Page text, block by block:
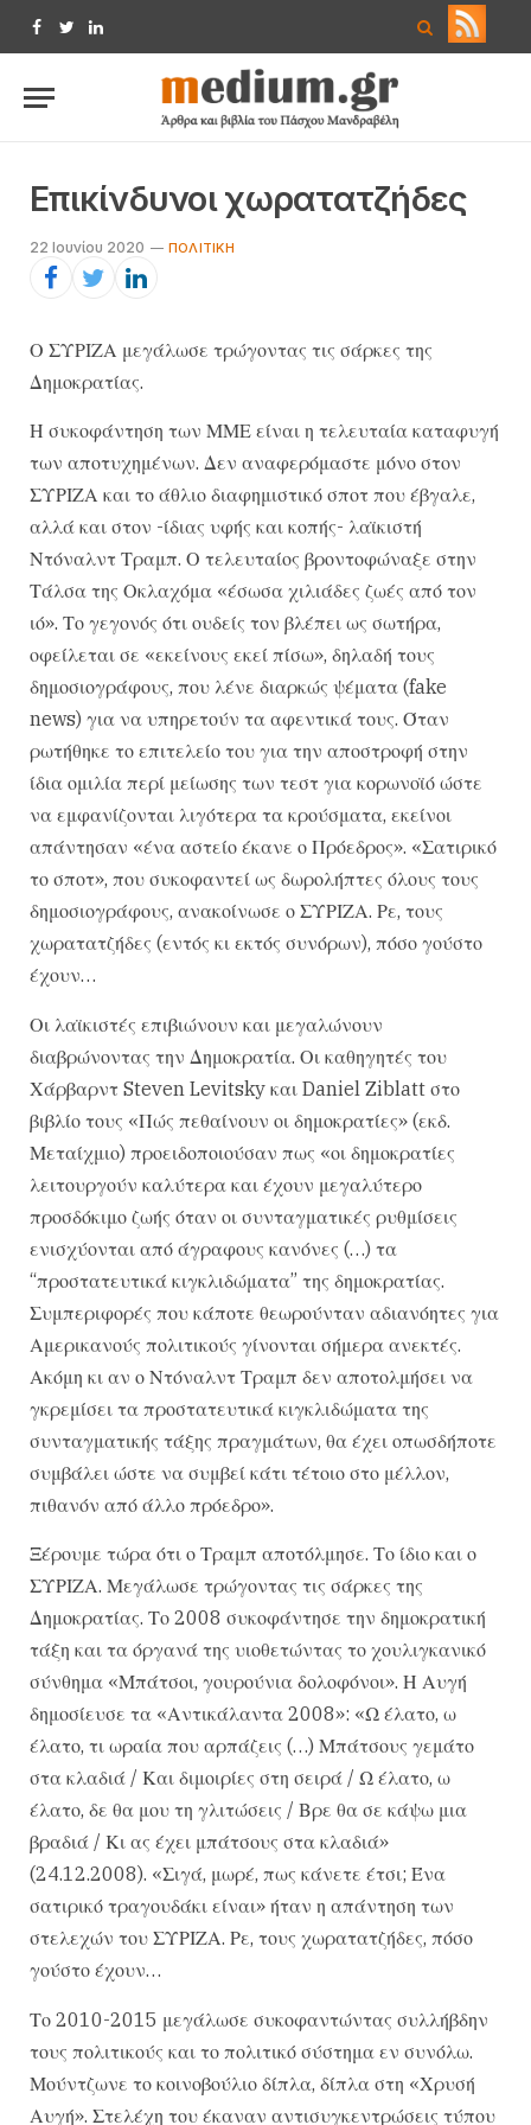
Facebook
TwitterLinkedIn
Επικίνδυνοι χωρατατζήδες
22 Ιουνίου 2020 ΠΟΛΙΤΙΚΉ
Ο ΣΥΡΙΖΑ μεγάλωσε τρώγοντας τις σάρκες της
Δημοκρατίας.
Η συκοφάντηση των ΜΜΕ είναι η τελευταία καταφυγή
των αποτυχημένων. Δεν αναφερόμαστε μόνο στον
ΣΥΡΙΖΑ και το άθλιο διαφημιστικό σποτ που έβγαλε,
αλλά και στον -ίδιας υφής και κοπής- λαϊκιστή
Ντόναλντ Τραμπ. Ο τελευταίος βροντοφώναξε στην
Τάλσα της Οκλαχόμα «έσωσα χιλιάδες ζωές από τον
ιό». Το γεγονός ότι ουδείς τον βλέπει ως σωτήρα,
οφείλεται σε «εκείνους εκεί πίσω», δηλαδή τους
δημοσιογράφους, που λένε διαρκώς ψέματα (fake
news) για να υπηρετούν τα αφεντικά τους. Όταν
ρωτήθηκε το επιτελείο του για την αποστροφή στην
ίδια ομιλία περί μείωσης των τεστ για κορωνοϊό ώστε
να εμφανίζονται λιγότερα τα κρούσματα, εκείνοι
απάντησαν «ένα αστείο έκανε ο Πρόεδρος». «Σατιρικό
το σποτ», που συκοφαντεί ως δωρολήπτες όλους τους
δημοσιογράφους, ανακοίνωσε ο ΣΥΡΙΖΑ. Ρε, τους
χωρατατζήδες (εντός κι εκτός συνόρων), πόσο γούστο
έχουν…
Οι λαϊκιστές επιβιώνουν και μεγαλώνουν
διαβρώνοντας την Δημοκρατία. Οι καθηγητές του
Χάρβαρντ Steven Levitsky και Daniel Ziblatt στο
βιβλίο τους «Πώς πεθαίνουν οι δημοκρατίες» (εκδ.
Μεταίχμιο) προειδοποιούσαν πως «οι δημοκρατίες
λειτουργούν καλύτερα και έχουν μεγαλύτερο
προσδόκιμο ζωής όταν οι συνταγματικές ρυθμίσεις
ενισχύονται από άγραφους κανόνες (…) τα
“προστατευτικά κιγκλιδώματα” της δημοκρατίας.
Συμπεριφορές που κάποτε θεωρούνταν αδιανόητες για
Αμερικανούς πολιτικούς γίνονται σήμερα ανεκτές.
Ακόμη κι αν ο Ντόναλντ Τραμπ δεν αποτολμήσει να
γκρεμίσει τα προστατευτικά κιγκλιδώματα της
συνταγματικής τάξης πραγμάτων, θα έχει οπωσδήποτε
συμβάλει ώστε να συμβεί κάτι τέτοιο στο μέλλον,
πιθανόν από άλλο πρόεδρο».
Ξέρουμε τώρα ότι ο Τραμπ αποτόλμησε. Το ίδιο και ο
ΣΥΡΙΖΑ. Μεγάλωσε τρώγοντας τις σάρκες της
Δημοκρατίας. Το 2008 συκοφάντησε την δημοκρατική
τάξη και τα όργανά της υιοθετώντας το χουλιγκανικό
σύνθημα «Μπάτσοι, γουρούνια δολοφόνοι». Η Αυγή
δημοσίευσε τα «Αντικάλαντα 2008»: «Ω έλατο, ω
έλατο, τι ωραία που αρπάζεις (…) Μπάτσους γεμάτο
στα κλαδιά / Και διμοιρίες στη σειρά / Ω έλατο, ω
έλατο, δε θα μου τη γλιτώσεις / Βρε θα σε κάψω μια
βραδιά / Κι ας έχει μπάτσους στα κλαδιά»
(24.12.2008). «Σιγά, μωρέ, πως κάνετε έτσι; Ένα
σατιρικό τραγουδάκι είναι» ήταν η απάντηση των
στελεχών του ΣΥΡΙΖΑ. Ρε, τους χωρατατζήδες, πόσο
γούστο έχουν…
Το 2010-2015 μεγάλωσε συκοφαντώντας συλλήβδην
τους πολιτικούς και το πολιτικό σύστημα εν συνόλω.
Μούντζωνε το κοινοβούλιο δίπλα, δίπλα στη «Χρυσή
Αυγή». Στελέχη του έκαναν αντισυγκεντρώσεις τύπου